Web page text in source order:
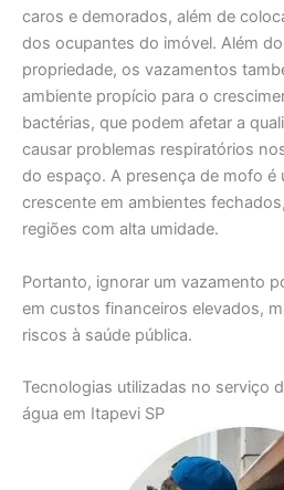
caros e demorados, além de
dos ocupantes do imóvel. Além
propriedade, os vazamentos
ambiente propício para o
bactérias, que podem afetar a
causar problemas respiratórios
do espaço. A presença de mofo é
crescente em ambientes
regiões com alta umidade.
Portanto, ignorar um vazamento
em custos financeiros elevados,
riscos à saúde pública.
Tecnologias utilizadas no serviço
água em Itapevi SP